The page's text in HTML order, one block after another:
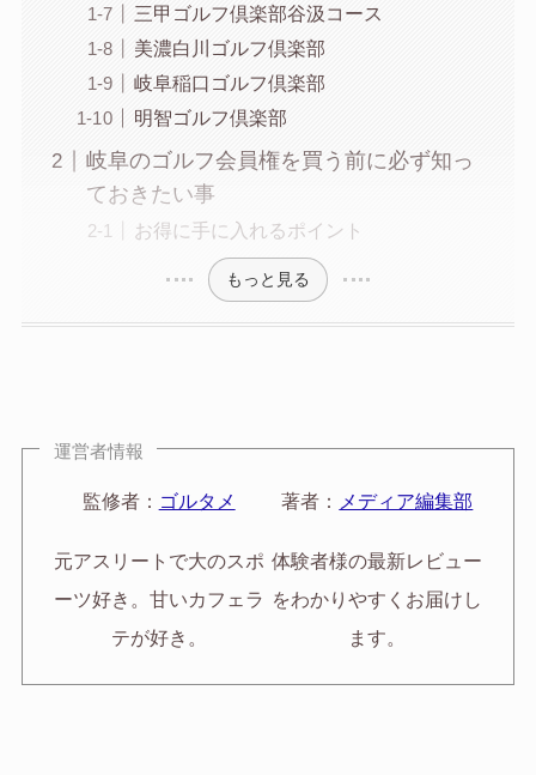
三甲ゴルフ倶楽部谷汲コース
美濃白川ゴルフ倶楽部
岐阜稲口ゴルフ倶楽部
明智ゴルフ倶楽部
岐阜のゴルフ会員権を買う前に必ず知っ
ておきたい事
お得に手に入れるポイント
もっと見る
運営者情報
監修者： ゴルタメ
元アスリートで大のスポ
ーツ好き。甘いカフェラ
テが好き。
著者： メディア編集部
体験者様の最新レビュー
をわかりやすくお届けし
ます。